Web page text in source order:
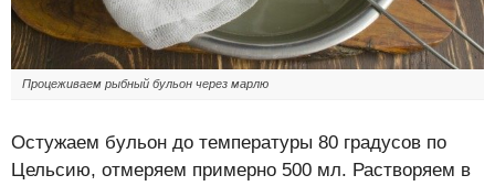
Процеживаем рыбный бульон через марлю
Остужаем бульон до температуры 80 градусов по
Цельсию, отмеряем примерно 500 мл. Растворяем в